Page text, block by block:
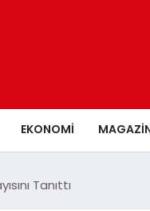
EKONOMI
Tanıttı